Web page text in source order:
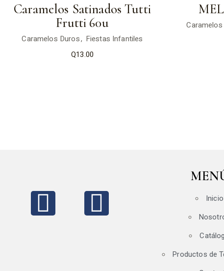
Caramelos Satinados Tutti
Frutti 60u
Caramelos Duros
Fiestas Infantiles
Q13.00
Inicio
Productos de